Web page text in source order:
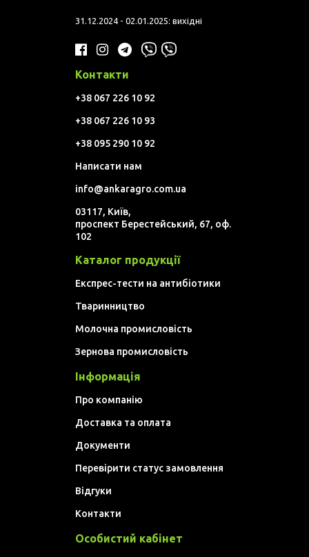
31.12.2024 - 02.01.2025: вихідні
Контакти
+38 067 226 10 92
+38 067 226 10 93
+38 095 290 10 92
Написати нам
info@ankaragro.com.ua
03117, Київ,
проспект Берестейський, 67, оф.
102
Каталог продукції
Експрес-тести на антибіотики
Тваринництво
Молочна промисловість
Зернова промисловість
Інформація
Про компанію
Доставка та оплата
Документи
Перевірити статус замовлення
Відгуки
Контакти
Особистий кабінет